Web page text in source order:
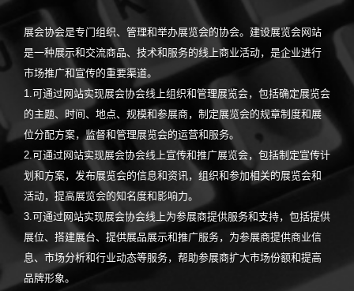
展会协会是专门组织、管理和举办展览会的协会。建设展览会网站
是一种展示和交流商品、技术和服务的线上商业活动，是企业进行
市场推广和宣传的重要渠道。
1.可通过网站实现展会协会线上组织和管理展览会，包括确定展览会
的主题、时间、地点、规模和参展商，制定展览会的规章制度和展
位分配方案，监督和管理展览会的运营和服务。
2.可通过网站实现展会协会线上宣传和推广展览会，包括制定宣传计
划和方案，发布展览会的信息和资讯，组织和参加相关的展览会和
活动，提高展览会的知名度和影响力。
3.可通过网站实现展会协会线上为参展商提供服务和支持，包括提供
展位、搭建展台、提供展品展示和推广服务，为参展商提供商业信
息、市场分析和行业动态等服务，帮助参展商扩大市场份额和提高
品牌形象。